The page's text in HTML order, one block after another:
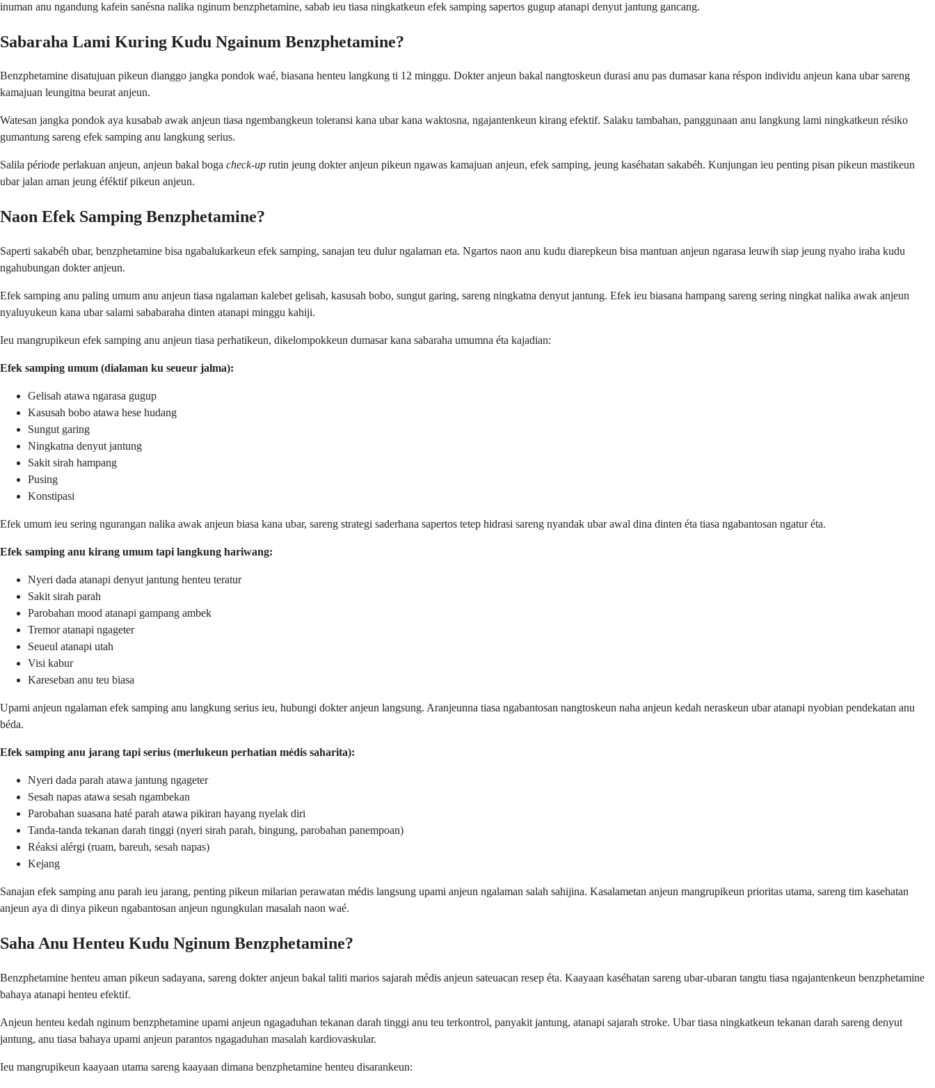
inuman anu ngandung kafein sanésna nalika nginum benzphetamine, sabab ieu tiasa ningkatkeun efek samping sapertos gugup atanapi denyut jantung gancang.
Sabaraha Lami Kuring Kudu Ngainum Benzphetamine?
Benzphetamine disatujuan pikeun dianggo jangka pondok waé, biasana henteu langkung ti 12 minggu. Dokter anjeun bakal nangtoskeun durasi anu pas dumasar kana réspon individu anjeun kana ubar sareng
kamajuan leungitna beurat anjeun.
Watesan jangka pondok aya kusabab awak anjeun tiasa ngembangkeun toleransi kana ubar kana waktosna, ngajantenkeun kirang efektif. Salaku tambahan, panggunaan anu langkung lami ningkatkeun résiko
gumantung sareng efek samping anu langkung serius.
Salila période perlakuan anjeun, anjeun bakal boga check-up rutin jeung dokter anjeun pikeun ngawas kamajuan anjeun, efek samping, jeung kaséhatan sakabéh. Kunjungan ieu penting pisan pikeun mastikeun
ubar jalan aman jeung éféktif pikeun anjeun.
Naon Efek Samping Benzphetamine?
Saperti sakabéh ubar, benzphetamine bisa ngabalukarkeun efek samping, sanajan teu dulur ngalaman eta. Ngartos naon anu kudu diarepkeun bisa mantuan anjeun ngarasa leuwih siap jeung nyaho iraha kudu
ngahubungan dokter anjeun.
Efek samping anu paling umum anu anjeun tiasa ngalaman kalebet gelisah, kasusah bobo, sungut garing, sareng ningkatna denyut jantung. Efek ieu biasana hampang sareng sering ningkat nalika awak anjeun
nyaluyukeun kana ubar salami sababaraha dinten atanapi minggu kahiji.
Ieu mangrupikeun efek samping anu anjeun tiasa perhatikeun, dikelompokkeun dumasar kana sabaraha umumna éta kajadian:
Efek samping umum (dialaman ku seueur jalma):
Gelisah atawa ngarasa gugup
Kasusah bobo atawa hese hudang
Sungut garing
Ningkatna denyut jantung
Sakit sirah hampang
Pusing
Konstipasi
Efek umum ieu sering ngurangan nalika awak anjeun biasa kana ubar, sareng strategi saderhana sapertos tetep hidrasi sareng nyandak ubar awal dina dinten éta tiasa ngabantosan ngatur éta.
Efek samping anu kirang umum tapi langkung hariwang:
Nyeri dada atanapi denyut jantung henteu teratur
Sakit sirah parah
Parobahan mood atanapi gampang ambek
Tremor atanapi ngageter
Seueul atanapi utah
Visi kabur
Kareseban anu teu biasa
Upami anjeun ngalaman efek samping anu langkung serius ieu, hubungi dokter anjeun langsung. Aranjeunna tiasa ngabantosan nangtoskeun naha anjeun kedah neraskeun ubar atanapi nyobian pendekatan anu
béda.
Efek samping anu jarang tapi serius (merlukeun perhatian médis saharita):
Nyeri dada parah atawa jantung ngageter
Sesah napas atawa sesah ngambekan
Parobahan suasana haté parah atawa pikiran hayang nyelak diri
Tanda-tanda tekanan darah tinggi (nyeri sirah parah, bingung, parobahan panempoan)
Réaksi alérgi (ruam, bareuh, sesah napas)
Kejang
Sanajan efek samping anu parah ieu jarang, penting pikeun milarian perawatan médis langsung upami anjeun ngalaman salah sahijina. Kasalametan anjeun mangrupikeun prioritas utama, sareng tim kasehatan
anjeun aya di dinya pikeun ngabantosan anjeun ngungkulan masalah naon waé.
Saha Anu Henteu Kudu Nginum Benzphetamine?
Benzphetamine henteu aman pikeun sadayana, sareng dokter anjeun bakal taliti marios sajarah médis anjeun sateuacan resep éta. Kaayaan kaséhatan sareng ubar-ubaran tangtu tiasa ngajantenkeun benzphetamine
bahaya atanapi henteu efektif.
Anjeun henteu kedah nginum benzphetamine upami anjeun ngagaduhan tekanan darah tinggi anu teu terkontrol, panyakit jantung, atanapi sajarah stroke. Ubar tiasa ningkatkeun tekanan darah sareng denyut
jantung, anu tiasa bahaya upami anjeun parantos ngagaduhan masalah kardiovaskular.
Ieu mangrupikeun kaayaan utama sareng kaayaan dimana benzphetamine henteu disarankeun: